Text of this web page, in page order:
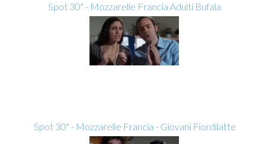
Spot 30" - Mozzarelle Francia Adulti Bufala
Spot 30" - Mozzarelle Francia - Giovani Fiordilatte